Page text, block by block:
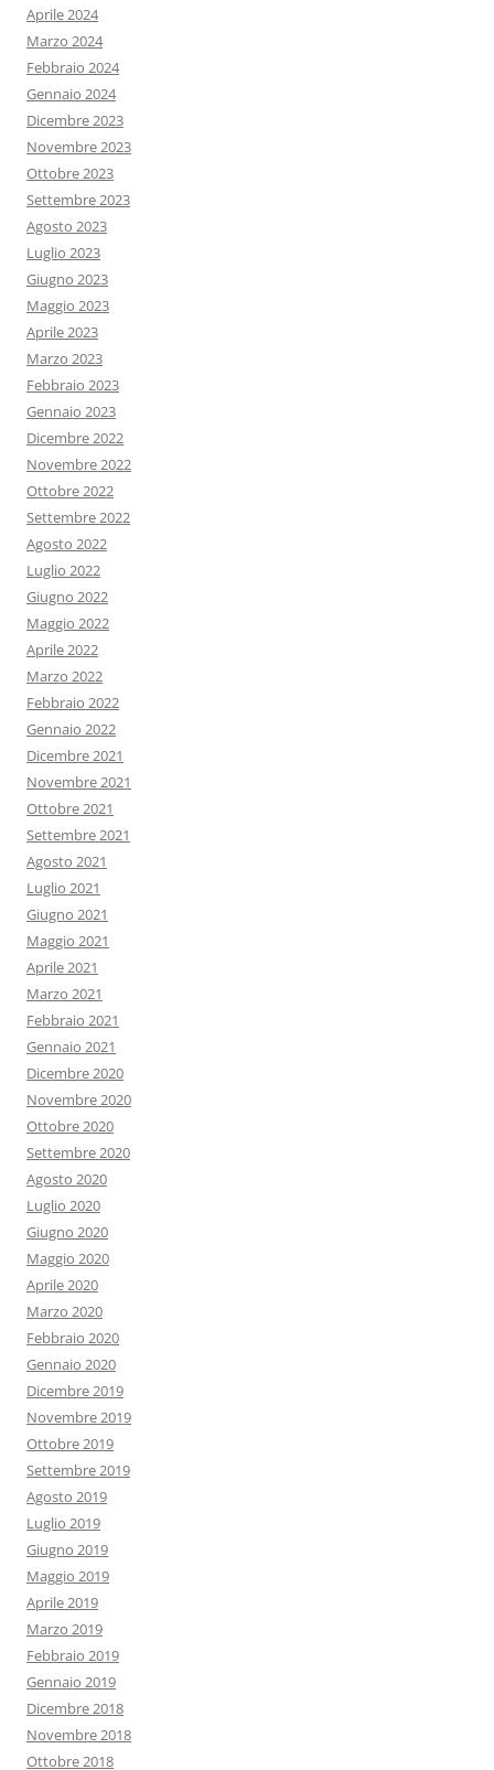
Aprile 2024
Marzo 2024
Febbraio 2024
Gennaio 2024
Dicembre 2023
Novembre 2023
Ottobre 2023
Settembre 2023
Agosto 2023
Luglio 2023
Giugno 2023
Maggio 2023
Aprile 2023
Marzo 2023
Febbraio 2023
Gennaio 2023
Dicembre 2022
Novembre 2022
Ottobre 2022
Settembre 2022
Agosto 2022
Luglio 2022
Giugno 2022
Maggio 2022
Aprile 2022
Marzo 2022
Febbraio 2022
Gennaio 2022
Dicembre 2021
Novembre 2021
Ottobre 2021
Settembre 2021
Agosto 2021
Luglio 2021
Giugno 2021
Maggio 2021
Aprile 2021
Marzo 2021
Febbraio 2021
Gennaio 2021
Dicembre 2020
Novembre 2020
Ottobre 2020
Settembre 2020
Agosto 2020
Luglio 2020
Giugno 2020
Maggio 2020
Aprile 2020
Marzo 2020
Febbraio 2020
Gennaio 2020
Dicembre 2019
Novembre 2019
Ottobre 2019
Settembre 2019
Agosto 2019
Luglio 2019
Giugno 2019
Maggio 2019
Aprile 2019
Marzo 2019
Febbraio 2019
Gennaio 2019
Dicembre 2018
Novembre 2018
Ottobre 2018